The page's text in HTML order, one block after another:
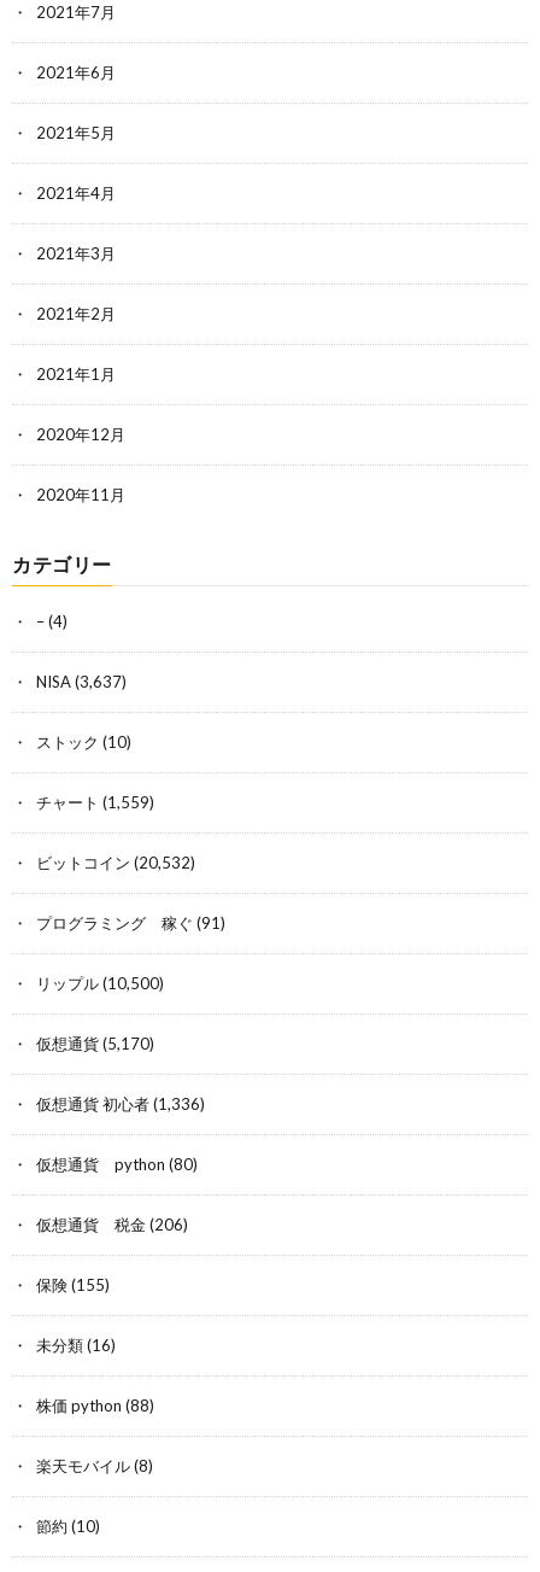
2021年7月
2021年6月
2021年5月
2021年4月
2021年3月
2021年2月
2021年1月
2020年12月
2020年11月
カテゴリー
–(4)
NISA(3,637)
ストック (10)
チャート (1,559)
ビットコイン (20,532)
プログラミング 稼ぐ (91)
リップル(10,500)
仮想通貨(5,170)
仮想通貨 初心者(1,336)
仮想通貨 python (80)
仮想通貨 税金(206)
保険(155)
未分類(16)
株価 python (88)
楽天モバイル(8)
節約 (10)